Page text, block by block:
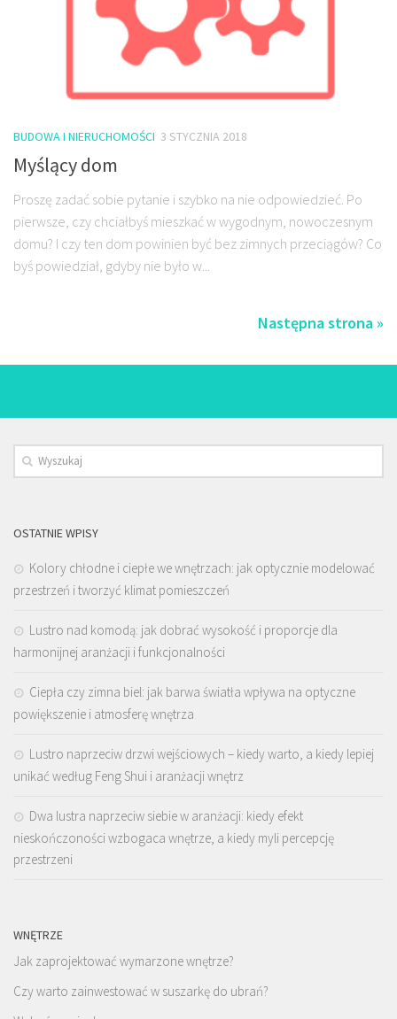
BUDOWA I NIERUCHOMOŚCI 3 STYCZNIA 2018
Myślący dom
Proszę zadać sobie pytanie i szybko na nie odpowiedzieć. Po
pierwsze, czy chciałbyś mieszkać w wygodnym, nowoczesnym
domu? I czy ten dom powinien być bez zimnych przeciągów? Co
byś powiedział, gdyby nie było w...
Następna strona »
OSTATNIE WPISY
Kolory chłodne i ciepłe we wnętrzach: jak optycznie modelować
przestrzeń i tworzyć klimat pomieszczeń
Lustro nad komodą: jak dobrać wysokość i proporcje dla
harmonijnej aranżacji i funkcjonalności
Ciepła czy zimna biel: jak barwa światła wpływa na optyczne
powiększenie i atmosferę wnętrza
Lustro naprzeciw drzwi wejściowych – kiedy warto, a kiedy lepiej
unikać według Feng Shui i aranżacji wnętrz
Dwa lustra naprzeciw siebie w aranżacji: kiedy efekt
nieskończoności wzbogaca wnętrze, a kiedy myli percepcję
przestrzeni
WNĘTRZE
Jak zaprojektować wymarzone wnętrze?
Czy warto zainwestować w suszarkę do ubrań?